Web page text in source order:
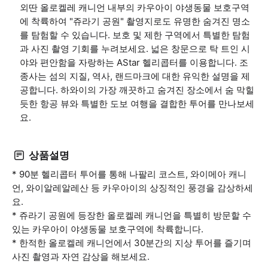
외딴 올로켈레 캐니언 내부의 카우아이 야생동물 보호구역
에 착륙하여 "쥬라기 공원" 촬영지로도 유명한 숨겨진 명소
를 탐험할 수 있습니다. 보호 및 제한 구역에서 특별한 탐험
과 사진 촬영 기회를 누려보세요. 넓은 창문으로 탁 트인 시
야와 편안함을 자랑하는 AStar 헬리콥터를 이용합니다. 조
종사는 섬의 지질, 역사, 랜드마크에 대한 유익한 설명을 제
공합니다. 하와이의 가장 깨끗하고 숨겨진 장소에서 숨 막힐
듯한 항공 뷰와 특별한 도보 여행을 결합한 투어를 만나보세
요.
상품설명
* 90분 헬리콥터 투어를 통해 나팔리 코스트, 와이메아 캐니
언, 와이알레알레산 등 카우아이의 상징적인 풍경을 감상하세
요.
* 쥬라기 공원에 등장한 올로켈레 캐니언을 특별히 방문할 수
있는 카우아이 야생동물 보호구역에 착륙합니다.
* 한적한 올로켈레 캐니언에서 30분간의 지상 투어를 즐기며
사진 촬영과 자연 감상을 해보세요.